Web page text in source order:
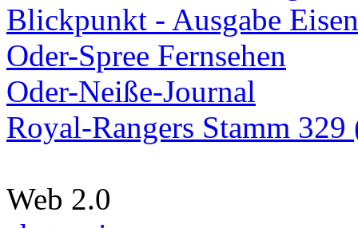
Blickpunkt - Ausgabe
Oder-Spree Fernsehen
Oder-Neiße-Journal
Royal-Rangers Stamm
Web 2.0